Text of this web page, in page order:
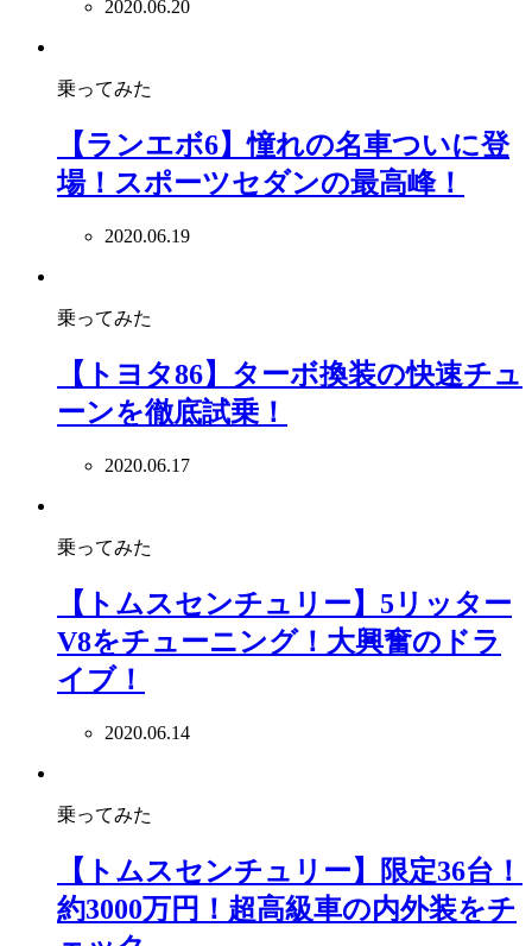
2020.06.20
乗ってみた
【ランエボ6】憧れの名車ついに登
場！スポーツセダンの最高峰！
2020.06.19
乗ってみた
【トヨタ86】ターボ換装の快速チュ
ーンを徹底試乗！
2020.06.17
乗ってみた
【トムスセンチュリー】5リッター
V8をチューニング！大興奮のドラ
イブ！
2020.06.14
乗ってみた
【トムスセンチュリー】限定36台！
約3000万円！超高級車の内外装をチ